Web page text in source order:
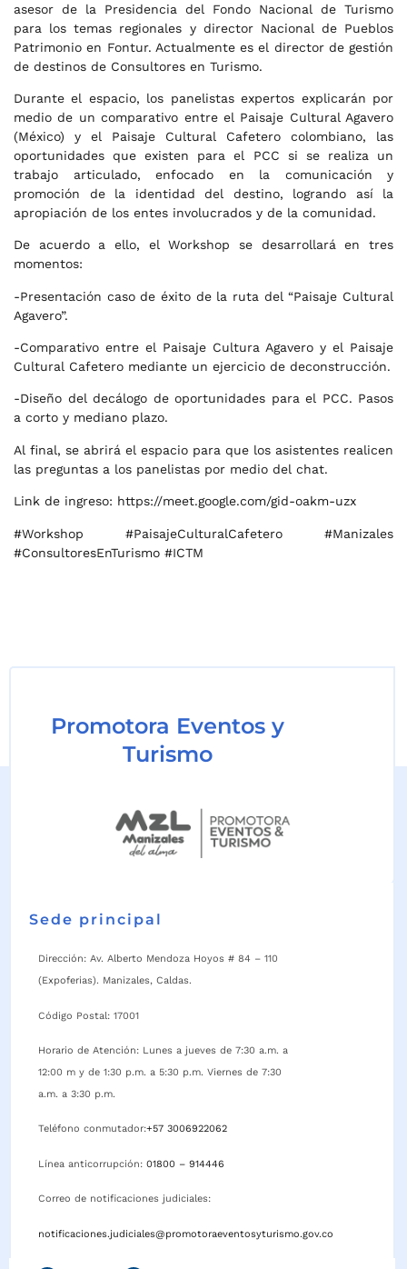
asesor de la Presidencia del Fondo Nacional de Turismo
para los temas regionales y director Nacional de Pueblos
Patrimonio en Fontur. Actualmente es el director de gestión
de destinos de Consultores en Turismo.
Durante el espacio, los panelistas expertos explicarán por
medio de un comparativo entre el Paisaje Cultural Agavero
(México) y el Paisaje Cultural Cafetero colombiano, las
oportunidades que existen para el PCC si se realiza un
trabajo articulado, enfocado en la comunicación y
promoción de la identidad del destino, logrando así la
apropiación de los entes involucrados y de la comunidad.
De acuerdo a ello, el Workshop se desarrollará en tres
momentos:
-Presentación caso de éxito de la ruta del “Paisaje Cultural
Agavero”.
-Comparativo entre el Paisaje Cultura Agavero y el Paisaje
Cultural Cafetero mediante un ejercicio de deconstrucción.
-Diseño del decálogo de oportunidades para el PCC. Pasos
a corto y mediano plazo.
Al final, se abrirá el espacio para que los asistentes realicen
las preguntas a los panelistas por medio del chat.
Link de ingreso: https://meet.google.com/gid-oakm-uzx
#Workshop #PaisajeCulturalCafetero #Manizales
#ConsultoresEnTurismo #ICTM
Promotora Eventos y
Turismo
Sede principal
Dirección: Av. Alberto Mendoza Hoyos # 84 – 110
(Expoferias). Manizales, Caldas.
Código Postal: 17001
Horario de Atención: Lunes a jueves de 7:30 a.m. a
12:00 m y de 1:30 p.m. a 5:30 p.m. Viernes de 7:30
a.m. a 3:30 p.m.
Teléfono conmutador:+57 3006922062
Línea anticorrupción: 01800 – 914446
Correo de notificaciones judiciales:
notificaciones.judiciales@promotoraeventosyturismo.gov.co